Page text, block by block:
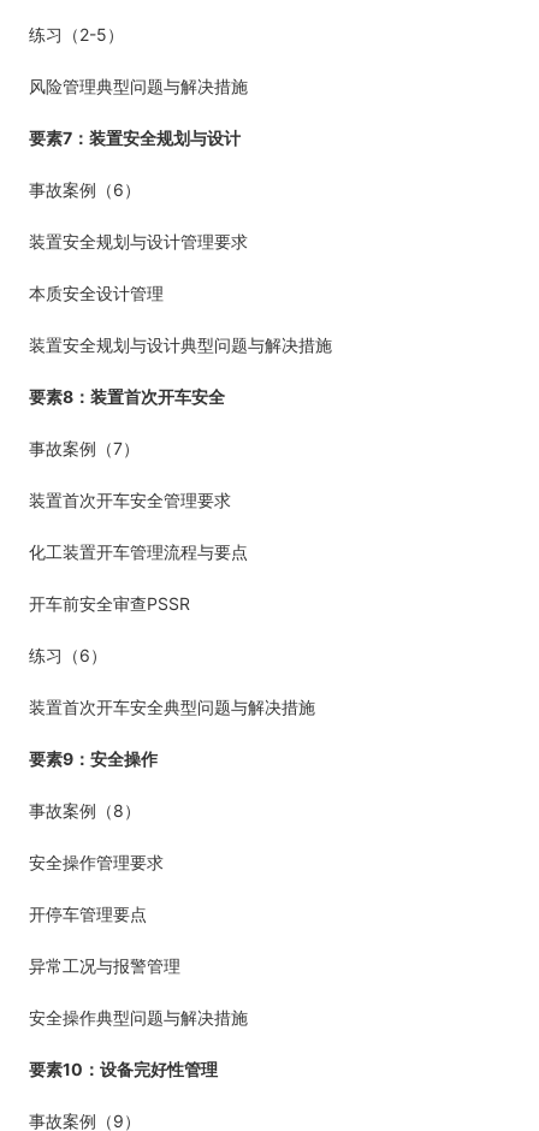
练习（2-5）
风险管理典型问题与解决措施
要素7 ：装置安全规划与设计
事故案例（6）
装置安全规划与设计管理要求
本质安全设计管理
装置安全规划与设计典型问题与解决措施
要素8 ：装置首次开车安全
事故案例（7）
装置首次开车安全管理要求
化工装置开车管理流程与要点
开车前安全审查PSSR
练习（6）
装置首次开车安全典型问题与解决措施
要素9 ：安全操作
事故案例（8）
安全操作管理要求
开停车管理要点
异常工况与报警管理
安全操作典型问题与解决措施
要素10 ：设备完好性管理
事故案例（9）